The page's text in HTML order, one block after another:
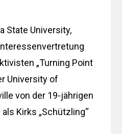
State University,
„Turning Point
University of
von der 19-jährigen
Kirks „Schützling“